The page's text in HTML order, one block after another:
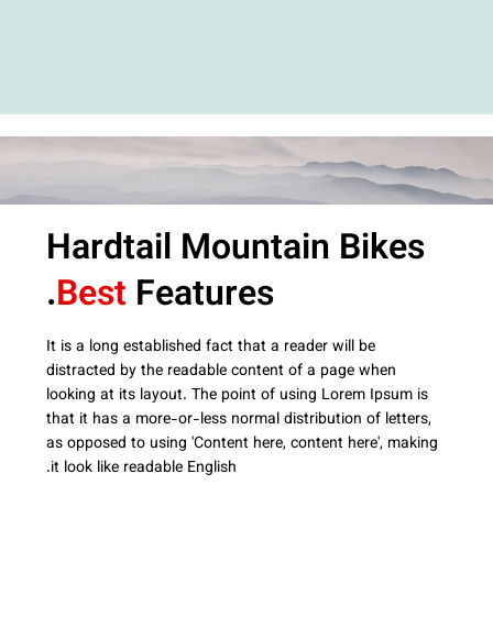
Hardtail Mountain Bikes
Best Features.
It is a long established fact that a reader will be
distracted by the readable content of a page when
looking at its layout. The point of using Lorem Ipsum is
that it has a more-or-less normal distribution of letters,
as opposed to using 'Content here, content here', making
it look like readable English.